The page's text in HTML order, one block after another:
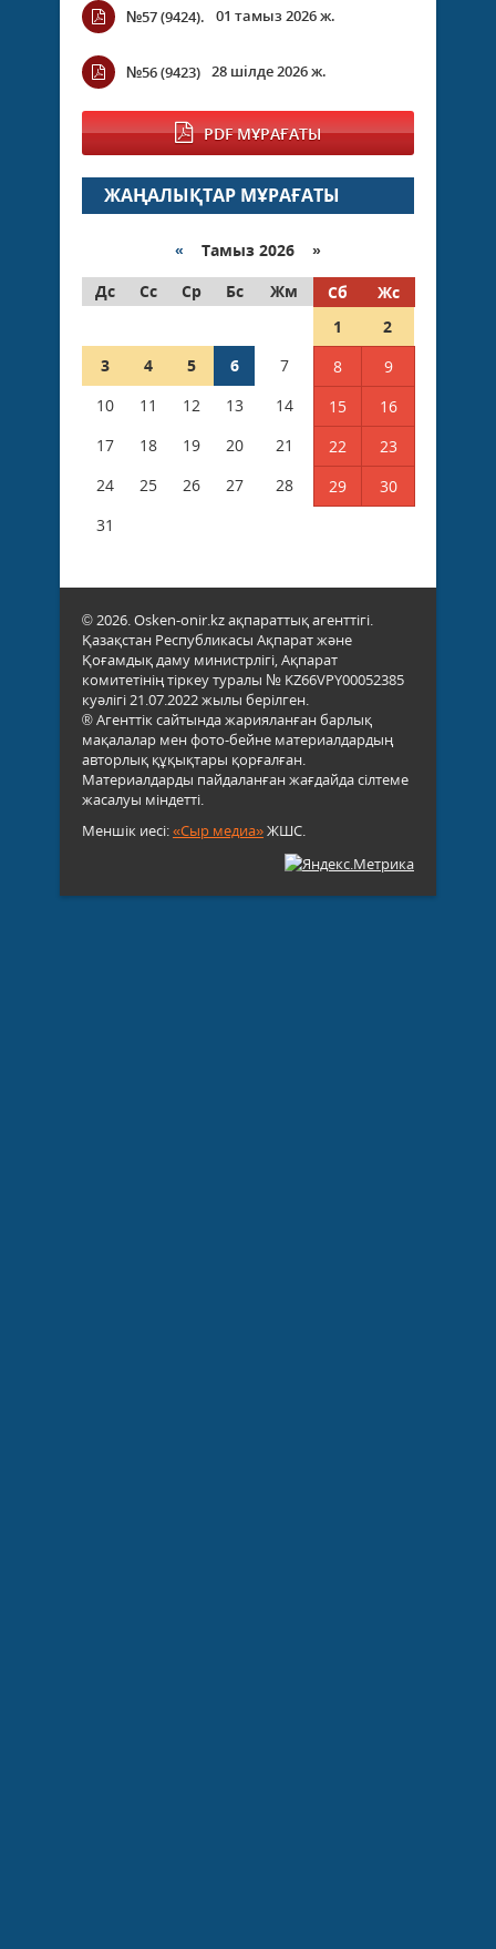
№57 (9424). 01 тамыз 2026 ж.
№56 (9423) 28 шілде 2026 ж.
PDF МҰРАҒАТЫ
ЖАҢАЛЫҚТАР МҰРАҒАТЫ
« Тамыз 2026 »
Дс
Сс Ср Бс Жм Сб
Жс
1
2
3
4 5 6 7 8
9
10
11 12 13 14 15
16
17
18 19 20 21 22
23
24
25 26 27 28 29
30
31
© 2026. Osken-onir.kz ақпараттық агенттігі.
Қазақстан Республикасы Ақпарат және
Қоғамдық даму министрлігі, Ақпарат
комитетінің тіркеу туралы № KZ66VPY00052385
куәлігі 21.07.2022 жылы берілген.
® Агенттік сайтында жарияланған барлық
мақалалар мен фото-бейне материалдардың
авторлық құқықтары қорғалған.
Материалдарды пайдаланған жағдайда сілтеме
жасалуы міндетті.
Меншік иесі:«Сыр медиа»ЖШС.